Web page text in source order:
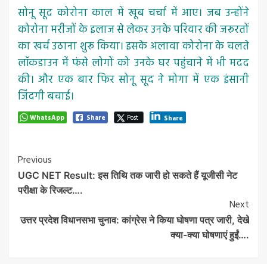
सोनू सूद कोरोना काल में खूब चर्चा में आए। जब उन्होंने
कोरोना मरीजों के इलाज से लेकर उनके परिवार की जरूरतों
का खर्च उठाना शुरू किया। इसके अलावा कोरोना के चलते
लॉकडाउन में फंसे लोगों को उनके घर पहुंचाने में भी मदद
की। और एक बार फिर सोनू सूद ने मोगा में एक इंसानी
जिंदगी बचाई।
WhatsApp Share Post Share
Post
Navigation
Previous
UGC NET Result: इस तिथि तक जारी हो सकते हैं यूजीसी नेट
परीक्षा के रिजल्ट….
Next
उत्तर प्रदेश विधानसभा चुनाव: कांग्रेस ने किया घोषणा पत्र जारी, देखे
क्या-क्या घोषणाएं हुईं….